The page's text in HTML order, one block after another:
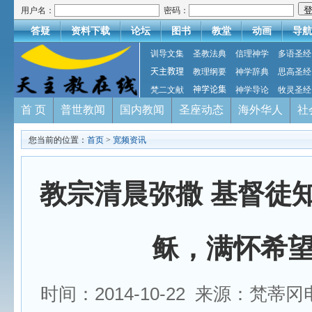
用户名： 密码：
答疑 资料下载 论坛 图书 教堂 动画 导航
训导文集 圣教法典 信理神学
多语圣经
天主教理
教理纲要 神学辞典
思高圣经
梵二文献
神学论集 神学导论 牧灵圣经
首 页 普世教闻 国内教闻 圣座动态 海外华人 社
您当前的位置： 首页 > 宽频资讯
教宗清晨弥撒 基督徒
稣，满怀希
时间：2014-10-22 来源：梵蒂